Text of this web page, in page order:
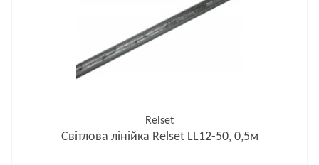
Relset
Світлова лінійка Relset LL12-50, 0,5м